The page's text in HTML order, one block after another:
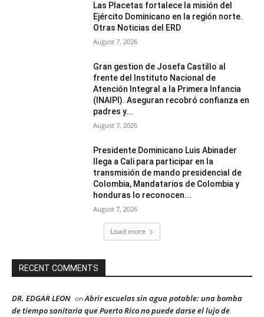
Las Placetas fortalece la misión del
Ejército Dominicano en la región norte.
Otras Noticias del ERD
August 7, 2026
Gran gestion de Josefa Castillo al
frente del Instituto Nacional de
Atención Integral a la Primera Infancia
(INAIPI). Aseguran recobró confianza en
padres y...
August 7, 2026
Presidente Dominicano Luis Abinader
llega a Cali para participar en la
transmisión de mando presidencial de
Colombia, Mandatarios de Colombia y
honduras lo reconocen...
August 7, 2026
Load more
RECENT COMMENTS
DR. EDGAR LEON onAbrir escuelas sin agua potable: una bomba
de tiempo sanitaria que Puerto Rico no puede darse el lujo de